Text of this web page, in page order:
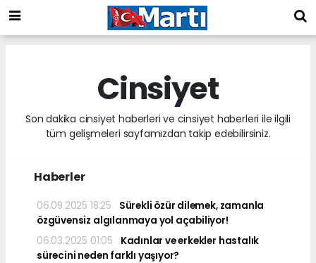
Cinsiyet
Son dakika cinsiyet haberleri ve cinsiyet haberleri ile ilgili
tüm gelişmeleri sayfamızdan takip edebilirsiniz.
Haberler
06.09.2025 18:25
Sürekli özür dilemek, zamanla
özgüvensiz algılanmaya yol açabiliyor!
06.03.2025 01:05
Kadınlar ve erkekler hastalık
sürecini neden farklı yaşıyor?